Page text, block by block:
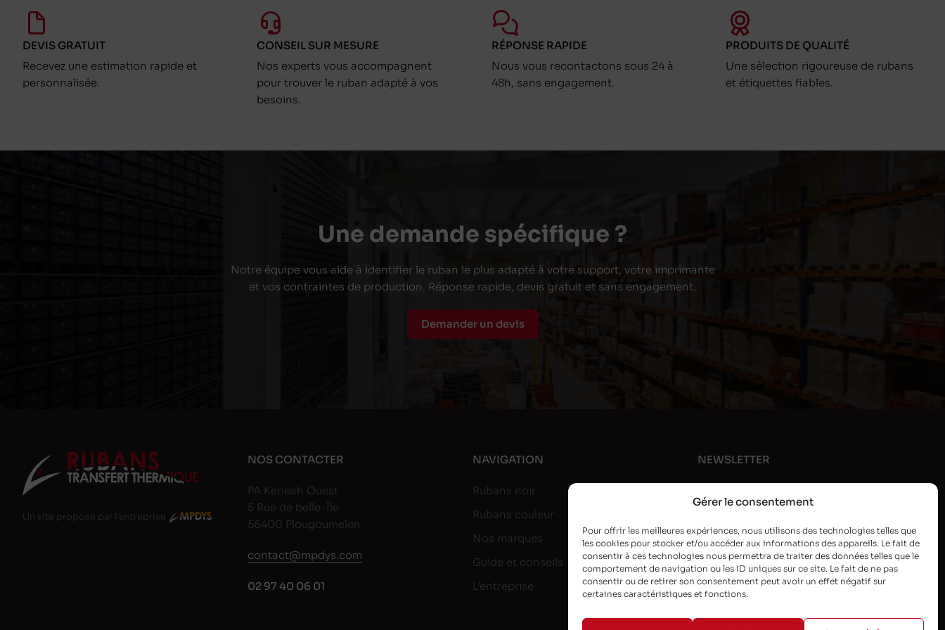
Gérer le consentement
Pour offrir les meilleures expériences, nous utilisons des technologies telles que
les cookies pour stocker et/ou accéder aux informations des appareils. Le fait de
consentir à ces technologies nous permettra de traiter des données telles que le
comportement de navigation ou les ID uniques sur ce site. Le fait de ne pas
consentir ou de retirer son consentement peut avoir un effet négatif sur
certaines caractéristiques et fonctions.
DEVIS GRATUIT
Recevez une estimation rapide et
personnalisée.
CONSEIL SUR MESURE
Nos experts vous accompagnent
pour trouver le ruban adapté à vos
besoins.
RÉPONSE RAPIDE
Nous vous recontactons sous 24 à
48h, sans engagement.
PRODUITS DE QUALITÉ
Une sélection rigoureuse de rubans
et étiquettes fiables.
Une demande spécifique ?
Notre équipe vous aide à identifier le ruban le plus adapté à votre support, votre imprimante
et vos contraintes de production. Réponse rapide, devis gratuit et sans engagement.
Demander un devis
Un site proposé par l'entreprise
NOS CONTACTER
PA Keneah Ouest
5 Rue de belle-Île
56400 Plougoumelen
contact@mpdys.com
02 97 40 06 01
NAVIGATION
Rubans noir
Rubans couleur
Nos marques
Guide et conseils
L’entreprise
NEWSLETTER